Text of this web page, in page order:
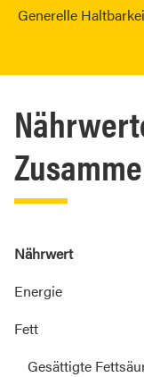
Generelle
Nährwert
Energie
Fett
Gesättigte